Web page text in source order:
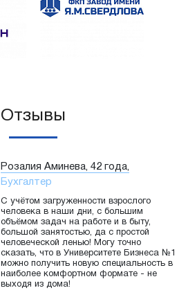
Отзывы
Розалия Аминева, 42 года,
Бухгалтер
С учётом загруженности взрослого
человека в наши дни, с большим
объёмом задач на работе и в быту,
большой занятостью, да с простой
человеческой ленью! Могу точно
сказать, что в Университете Бизнеса №1
можно получить новую специальность в
наиболее комфортном формате - не
выходя из дома!